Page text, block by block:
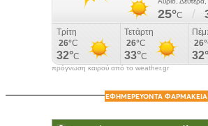
πρόγνωση καιρού από το weather.gr
ΕΦΗΜΕΡΕΥΟΝΤΑ ΦΑΡΜΑΚΕΙΑ